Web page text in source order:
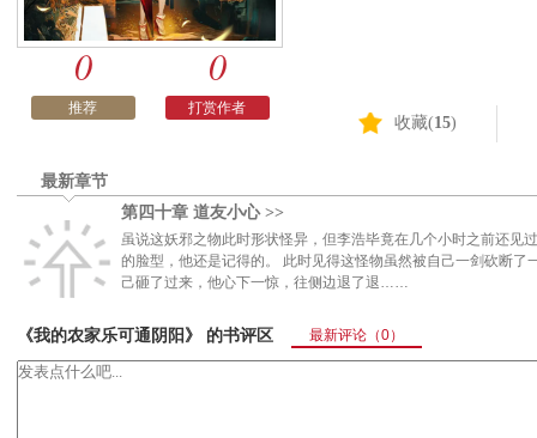
0
推荐
0
打赏作者
收藏(15)
最新章节
第四十章 道友小心 >>
虽说这妖邪之物此时形状怪异，但李浩毕竟在几个小时之前还见
的脸型，他还是记得的。 此时见得这怪物虽然被自己一剑砍断了
己砸了过来，他心下一惊，往侧边退了退……
《我的农家乐可通阴阳》 的书评区 最新评论 （0）